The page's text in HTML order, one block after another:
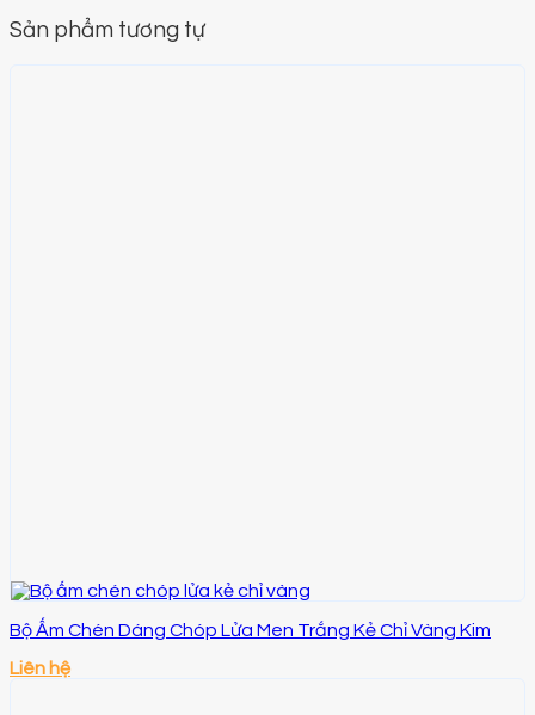
Sản phẩm tương tự
Bộ Ấm Chén Dáng Chóp Lửa Men Trắng Kẻ Chỉ Vàng Kim
Liên hệ